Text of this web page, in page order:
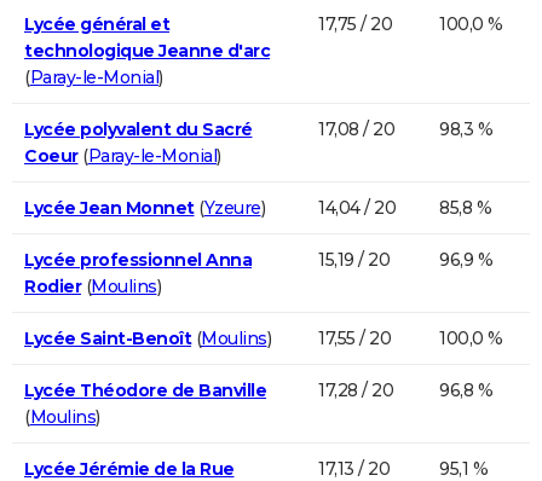
Lycée général et
technologique Jeanne d'arc
(Paray-le-Monial)
17,75 / 20 100,0 %
Lycée polyvalent du Sacré
Coeur(Paray-le-Monial)
17,08 / 20 98,3 %
Lycée Jean Monnet(Yzeure) 14,04 / 20 85,8 %
Lycée professionnel Anna
Rodier(Moulins)
15,19 / 20 96,9 %
Lycée Saint-Benoît(Moulins) 17,55 / 20 100,0 %
Lycée Théodore de Banville
(Moulins)
17,28 / 20 96,8 %
Lycée Jérémie de la Rue
17,13 / 20 95,1 %